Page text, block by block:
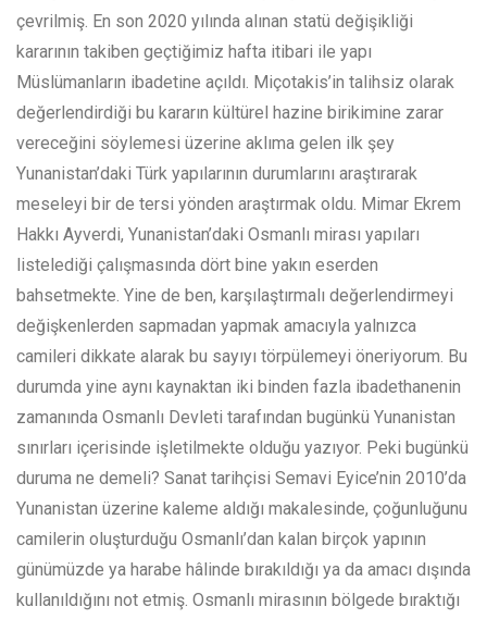
çevrilmiş. En son 2020 yılında alınan statü değişikliği
kararının takiben geçtiğimiz hafta itibari ile yapı
Müslümanların ibadetine açıldı. Miçotakis’in talihsiz olarak
değerlendirdiği bu kararın kültürel hazine birikimine zarar
vereceğini söylemesi üzerine aklıma gelen ilk şey
Yunanistan’daki Türk yapılarının durumlarını araştırarak
meseleyi bir de tersi yönden araştırmak oldu. Mimar Ekrem
Hakkı Ayverdi, Yunanistan’daki Osmanlı mirası yapıları
listelediği çalışmasında dört bine yakın eserden
bahsetmekte. Yine de ben, karşılaştırmalı değerlendirmeyi
değişkenlerden sapmadan yapmak amacıyla yalnızca
camileri dikkate alarak bu sayıyı törpülemeyi öneriyorum. Bu
durumda yine aynı kaynaktan iki binden fazla ibadethanenin
zamanında Osmanlı Devleti tarafından bugünkü Yunanistan
sınırları içerisinde işletilmekte olduğu yazıyor. Peki bugünkü
duruma ne demeli? Sanat tarihçisi Semavi Eyice’nin 2010’da
Yunanistan üzerine kaleme aldığı makalesinde, çoğunluğunu
camilerin oluşturduğu Osmanlı’dan kalan birçok yapının
günümüzde ya harabe hâlinde bırakıldığı ya da amacı dışında
kullanıldığını not etmiş. Osmanlı mirasının bölgede bıraktığı